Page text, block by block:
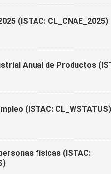
(ISTAC: CL_CNAE_2025)
Anual de Productos
(ISTAC: CL_WSTATUS)
físicas (ISTAC: